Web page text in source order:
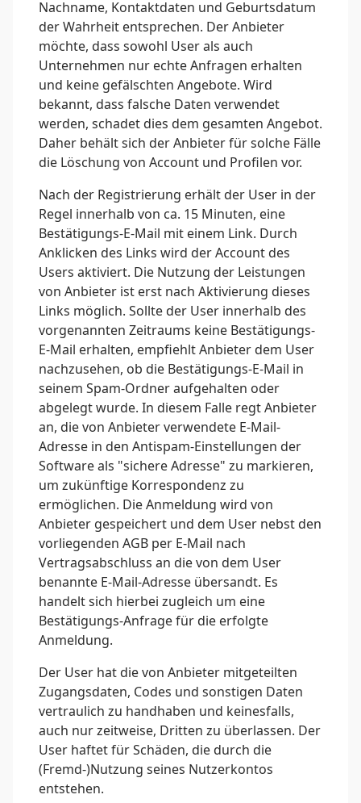
Nachname, Kontaktdaten und Geburtsdatum
der Wahrheit entsprechen. Der Anbieter
möchte, dass sowohl User als auch
Unternehmen nur echte Anfragen erhalten
und keine gefälschten Angebote. Wird
bekannt, dass falsche Daten verwendet
werden, schadet dies dem gesamten Angebot.
Daher behält sich der Anbieter für solche Fälle
die Löschung von Account und Profilen vor.
Nach der Registrierung erhält der User in der
Regel innerhalb von ca. 15 Minuten, eine
Bestätigungs-E-Mail mit einem Link. Durch
Anklicken des Links wird der Account des
Users aktiviert. Die Nutzung der Leistungen
von Anbieter ist erst nach Aktivierung dieses
Links möglich. Sollte der User innerhalb des
vorgenannten Zeitraums keine Bestätigungs-
E-Mail erhalten, empfiehlt Anbieter dem User
nachzusehen, ob die Bestätigungs-E-Mail in
seinem Spam-Ordner aufgehalten oder
abgelegt wurde. In diesem Falle regt Anbieter
an, die von Anbieter verwendete E-Mail-
Adresse in den Antispam-Einstellungen der
Software als "sichere Adresse" zu markieren,
um zukünftige Korrespondenz zu
ermöglichen. Die Anmeldung wird von
Anbieter gespeichert und dem User nebst den
vorliegenden AGB per E-Mail nach
Vertragsabschluss an die von dem User
benannte E-Mail-Adresse übersandt. Es
handelt sich hierbei zugleich um eine
Bestätigungs-Anfrage für die erfolgte
Anmeldung.
Der User hat die von Anbieter mitgeteilten
Zugangsdaten, Codes und sonstigen Daten
vertraulich zu handhaben und keinesfalls,
auch nur zeitweise, Dritten zu überlassen. Der
User haftet für Schäden, die durch die
(Fremd-)Nutzung seines Nutzerkontos
entstehen.